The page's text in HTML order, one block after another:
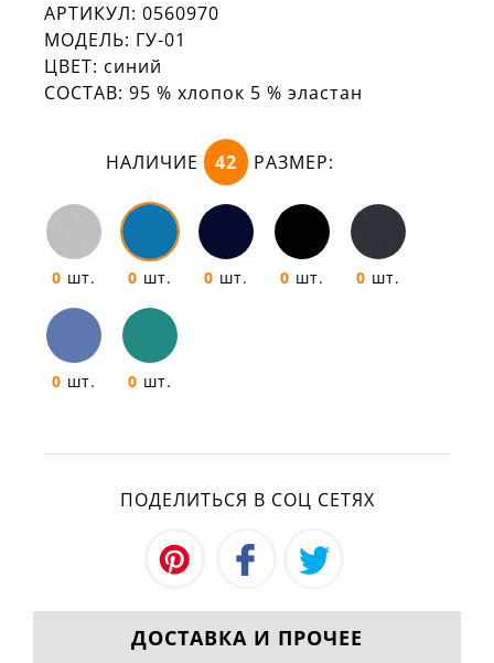
АРТИКУЛ: 0560970
МОДЕЛЬ: ГУ-01
ЦВЕТ: синий
СОСТАВ: 95 % хлопок 5 % эластан
НАЛИЧИЕ 42 РАЗМЕР:
0 шт. 0 шт. 0 шт. 0 шт. 0 шт.
0 шт. 0 шт.
ПОДЕЛИТЬСЯ В СОЦ СЕТЯХ
ДОСТАВКА И ПРОЧЕЕ